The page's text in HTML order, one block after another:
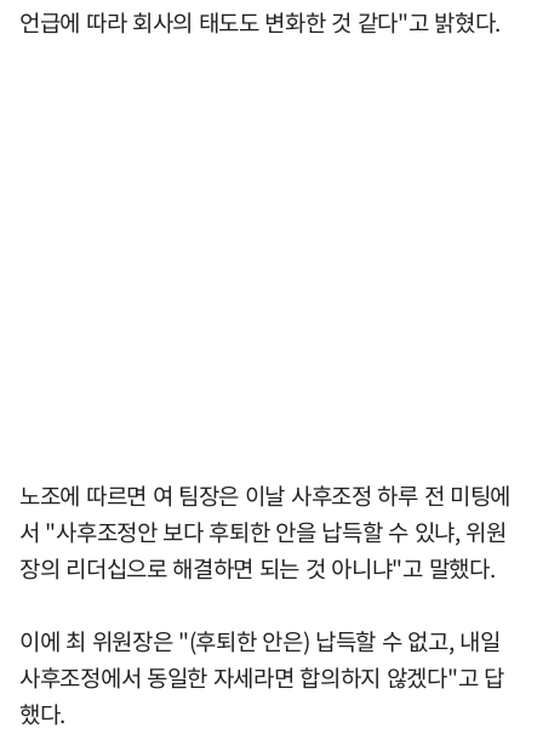
언급에 따라 회사의 태도도 변화한 것 같다"고 밝혔다.
노조에 따르면 여 팀장은 이날 사후조정 하루 전 미팅에
서 "사후조정안 보다 후퇴한 안을 납득할 수 있냐, 위원
장의 리더십으로 해결하면 되는 것 아니냐"고 말했다.
이에 최 위원장은 "(후퇴한 안은) 납득할 수 없고, 내일
사후조정에서 동일한 자세라면 합의하지 않겠다"고 답
했다.